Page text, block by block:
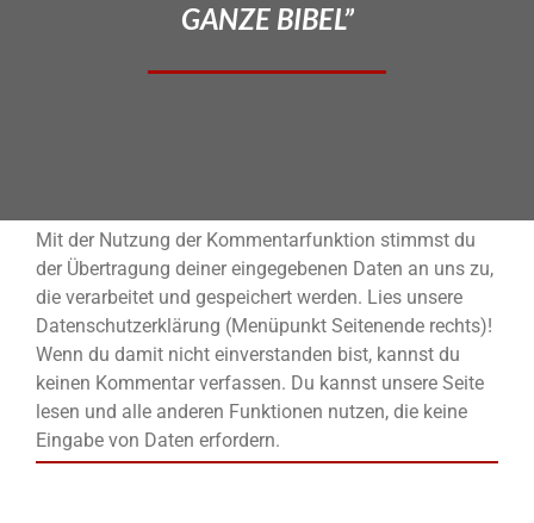
GANZE BIBEL”
Mit der Nutzung der Kommentarfunktion stimmst du
der Übertragung deiner eingegebenen Daten an uns zu,
die verarbeitet und gespeichert werden. Lies unsere
Datenschutzerklärung (Menüpunkt Seitenende rechts)!
Wenn du damit nicht einverstanden bist, kannst du
keinen Kommentar verfassen. Du kannst unsere Seite
lesen und alle anderen Funktionen nutzen, die keine
Eingabe von Daten erfordern.